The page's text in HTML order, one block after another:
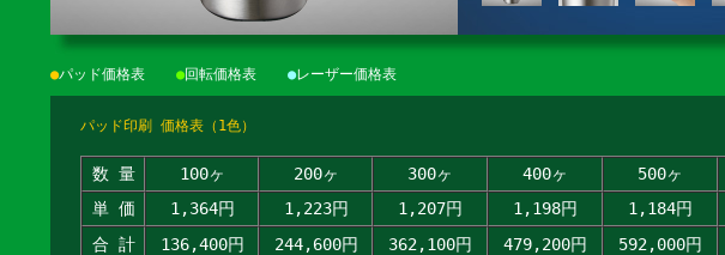
●パッド価格表 ●回転価格表 ●レーザー価格表
パッド印刷 価格表（1色）
数 量 100ヶ 200ヶ 300ヶ 400ヶ 500ヶ
単 価
1,364円 1,223円 1,207円 1,198円 1,184円
合 計
136,400円 244,600円 362,100円 479,200円 592,000円